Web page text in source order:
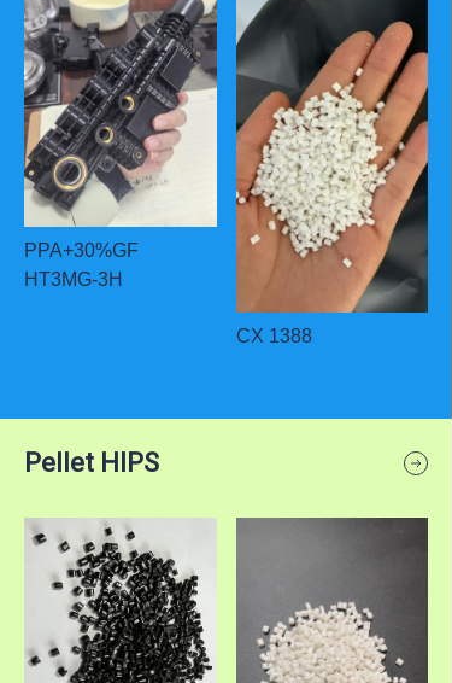
PPA+30%GF
HT3MG-3H
CX 1388
Pellet HIPS